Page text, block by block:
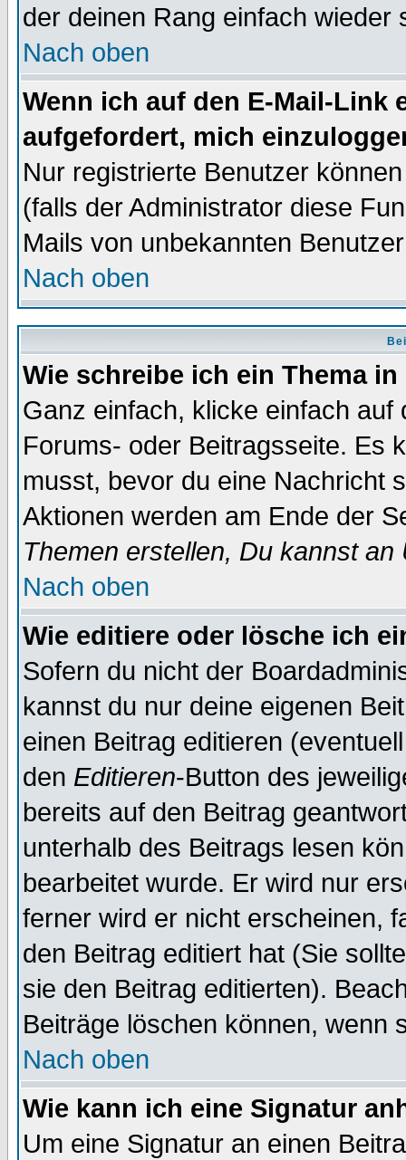
der deinen Rang einfach wieder
Nach oben
Wenn ich auf den E-Mail-Link
aufgefordert, mich
Nur registrierte Benutzer
(falls der Administrator diese
Mails von unbekannten
Nach oben
Wie schreibe ich ein Thema
Ganz einfach, klicke einfach
Forums- oder Beitragsseite. Es
musst, bevor du eine Nachricht
Aktionen werden am Ende der
Themen erstellen, Du kannst
Nach oben
Wie editiere oder lösche ich
Sofern du nicht der
kannst du nur deine eigenen
einen Beitrag editieren
den Editieren-Button des
bereits auf den Beitrag
unterhalb des Beitrags lesen
bearbeitet wurde. Er wird nur
ferner wird er nicht erscheinen,
den Beitrag editiert hat (Sie
sie den Beitrag editierten).
Beiträge löschen können, wenn
Nach oben
Wie kann ich eine Signatur
Um eine Signatur an einen